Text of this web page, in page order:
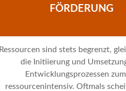
FÖRDERUNG
Ressourcen sind stets begrenzt,
die Initiierung und
Entwicklungsprozessen
ressourcenintensiv. Oftmals